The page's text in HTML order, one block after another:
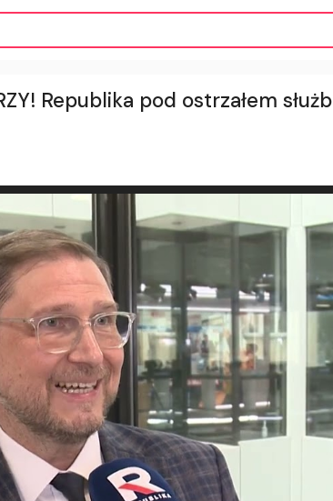
Republika pod ostrzałem służb